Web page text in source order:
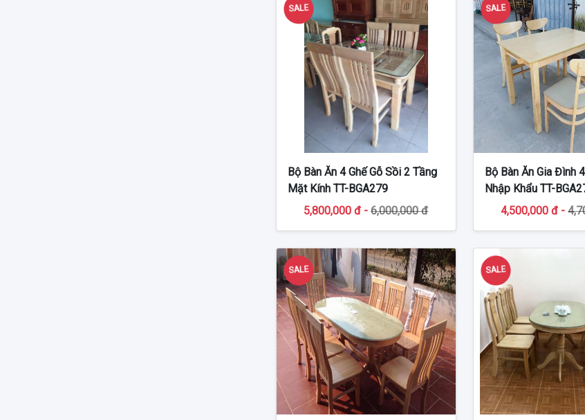
SALE
Bộ Bàn Ăn 4 Ghế Gỗ Sồi 2 Tầng
Mặt Kính TT-BGA279
5,800,000 đ -6,000,000 đ
SALE
Bộ Bàn Ăn Gia Đình
Nhập Khẩu TT-
4,500,000 đ -
SALE SALE